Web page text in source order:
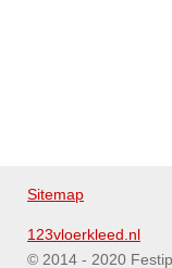
Sitemap
123vloerkleed.nl
© 2014 - 2020